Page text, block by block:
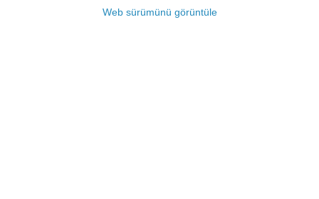
Web sürümünü görüntüle